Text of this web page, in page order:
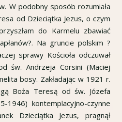
W podobny sposób rozumiała
od Dzieciątka Jezus, o czym
do Karmelu zbawiać
Na gruncie polskim ?
sprawy Kościoła odczuwał
św. Andrzeja Corsini (Maciej
bosy. Zakładając w 1921 r.
Boża Teresą od św. Józefa
1946) kontemplacyjno-czynne
Dzieciątka Jezus, pragnął